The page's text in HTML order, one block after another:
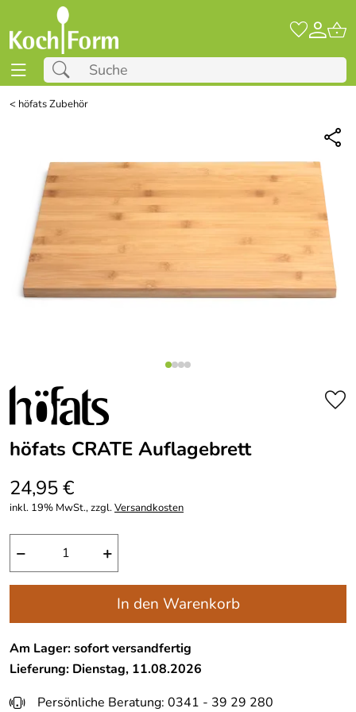
< höfats Zubehör
höfats CRATE Auflagebrett
24,95 €
inkl. 19% MwSt., zzgl.Versandkosten
− +
In den Warenkorb
Am Lager: sofort versandfertig
Lieferung: Dienstag, 11.08.2026
Persönliche Beratung: 0341 - 39 29 280